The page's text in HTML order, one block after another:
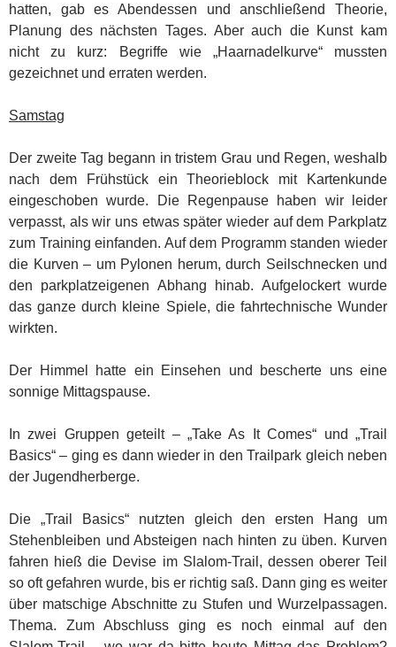
hatten, gab es Abendessen und anschließend Theorie,
Planung des nächsten Tages. Aber auch die Kunst kam
nicht zu kurz: Begriffe wie „Haarnadelkurve“ mussten
gezeichnet und erraten werden.
Samstag
Der zweite Tag begann in tristem Grau und Regen, weshalb
nach dem Frühstück ein Theorieblock mit Kartenkunde
eingeschoben wurde. Die Regenpause haben wir leider
verpasst, als wir uns etwas später wieder auf dem Parkplatz
zum Training einfanden. Auf dem Programm standen wieder
die Kurven – um Pylonen herum, durch Seilschnecken und
den parkplatzeigenen Abhang hinab. Aufgelockert wurde
das ganze durch kleine Spiele, die fahrtechnische Wunder
wirkten.
Der Himmel hatte ein Einsehen und bescherte uns eine
sonnige Mittagspause.
In zwei Gruppen geteilt – „Take As It Comes“ und „Trail
Basics“ – ging es dann wieder in den Trailpark gleich neben
der Jugendherberge.
Die „Trail Basics“ nutzten gleich den ersten Hang um
Stehenbleiben und Absteigen nach hinten zu üben. Kurven
fahren hieß die Devise im Slalom-Trail, dessen oberer Teil
so oft gefahren wurde, bis er richtig saß. Dann ging es weiter
über matschige Abschnitte zu Stufen und Wurzelpassagen.
Thema. Zum Abschluss ging es noch einmal auf den